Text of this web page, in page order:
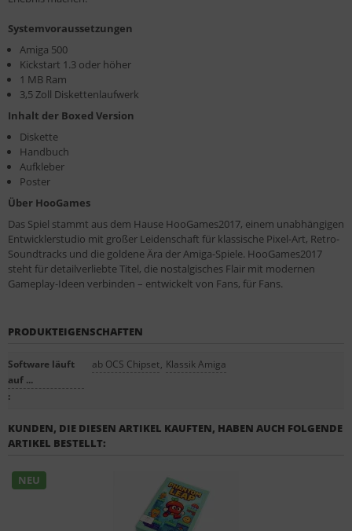
Systemvoraussetzungen
Amiga 500
Kickstart 1.3 oder höher
1 MB Ram
3,5 Zoll Diskettenlaufwerk
Inhalt der Boxed Version
Diskette
Handbuch
Aufkleber
Poster
Über HooGames
Das Spiel stammt aus dem Hause HooGames2017, einem unabhängigen
Entwicklerstudio mit großer Leidenschaft für klassische Pixel-Art, Retro-
Soundtracks und die goldene Ära der Amiga-Spiele. HooGames2017
steht für detailverliebte Titel, die nostalgisches Flair mit modernen
Gameplay-Ideen verbinden – entwickelt von Fans, für Fans.
PRODUKTEIGENSCHAFTEN
Software läuft
auf ...
:
ab OCS Chipset, Klassik Amiga
KUNDEN, DIE DIESEN ARTIKEL KAUFTEN, HABEN AUCH FOLGENDE
ARTIKEL BESTELLT:
NEU